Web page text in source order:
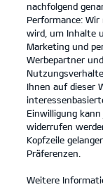
Modelle
Business
Angebote
nachfolgend
Performance:
wird, um Inhalte
Marketing und
Werbepartner
Ihnen auf dieser
Einwilligung
widerrufen
Kopfzeile
Präferenzen.
Weitere